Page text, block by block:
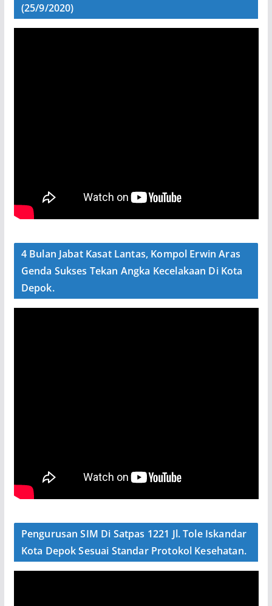
(25/9/2020)
4 Bulan Jabat Kasat Lantas, Kompol Erwin Aras
Genda Sukses Tekan Angka Kecelakaan Di Kota
Depok.
Pengurusan SIM Di Satpas 1221 Jl. Tole Iskandar
Kota Depok Sesuai Standar Protokol Kesehatan.